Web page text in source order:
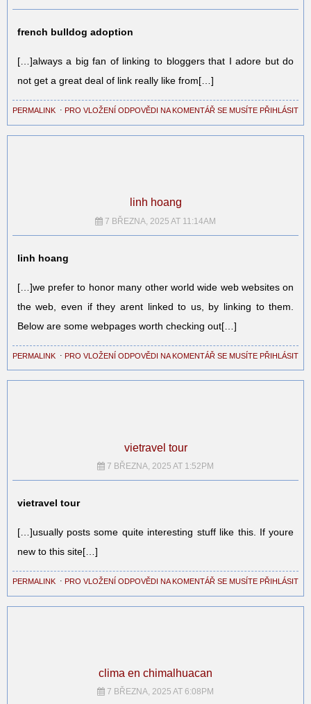
french bulldog adoption
[…]always a big fan of linking to bloggers that I adore but do
not get a great deal of link really like from[…]
PERMALINK ⋅ PRO VLOŽENÍ ODPOVĚDI NA KOMENTÁŘ SE MUSÍTE PŘIHLÁSIT
linh hoang
7 BŘEZNA, 2025 AT 11:14AM
linh hoang
[…]we prefer to honor many other world wide web websites on
the web, even if they arent linked to us, by linking to them.
Below are some webpages worth checking out[…]
PERMALINK ⋅ PRO VLOŽENÍ ODPOVĚDI NA KOMENTÁŘ SE MUSÍTE PŘIHLÁSIT
vietravel tour
7 BŘEZNA, 2025 AT 1:52PM
vietravel tour
[…]usually posts some quite interesting stuff like this. If youre
new to this site[…]
PERMALINK ⋅ PRO VLOŽENÍ ODPOVĚDI NA KOMENTÁŘ SE MUSÍTE PŘIHLÁSIT
clima en chimalhuacan
7 BŘEZNA, 2025 AT 6:08PM